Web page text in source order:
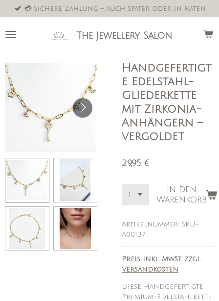
Zum
Hauptinhalt
springen
The Jewellery Salon
💳 Sichere Zahlung – auch später oder in Raten
Handgefertigt
e Edelstahl-
Gliederkette
mit Zirkonia-
Anhängern –
vergoldet
29,95 €
In den
Warenkorb
Artikelnummer: SKU-
A00137
Preis inkl. MwSt. zzgl.
Versandkosten
Diese handgefertigte
Premium-Edelstahlkette